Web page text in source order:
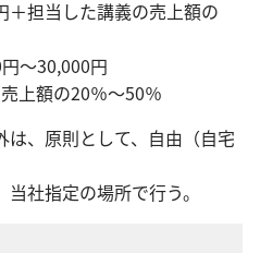
＋担当した講義の売上額の
～30,000円
上額の20％～50％
は、原則として、自由（自宅
社指定の場所で行う。